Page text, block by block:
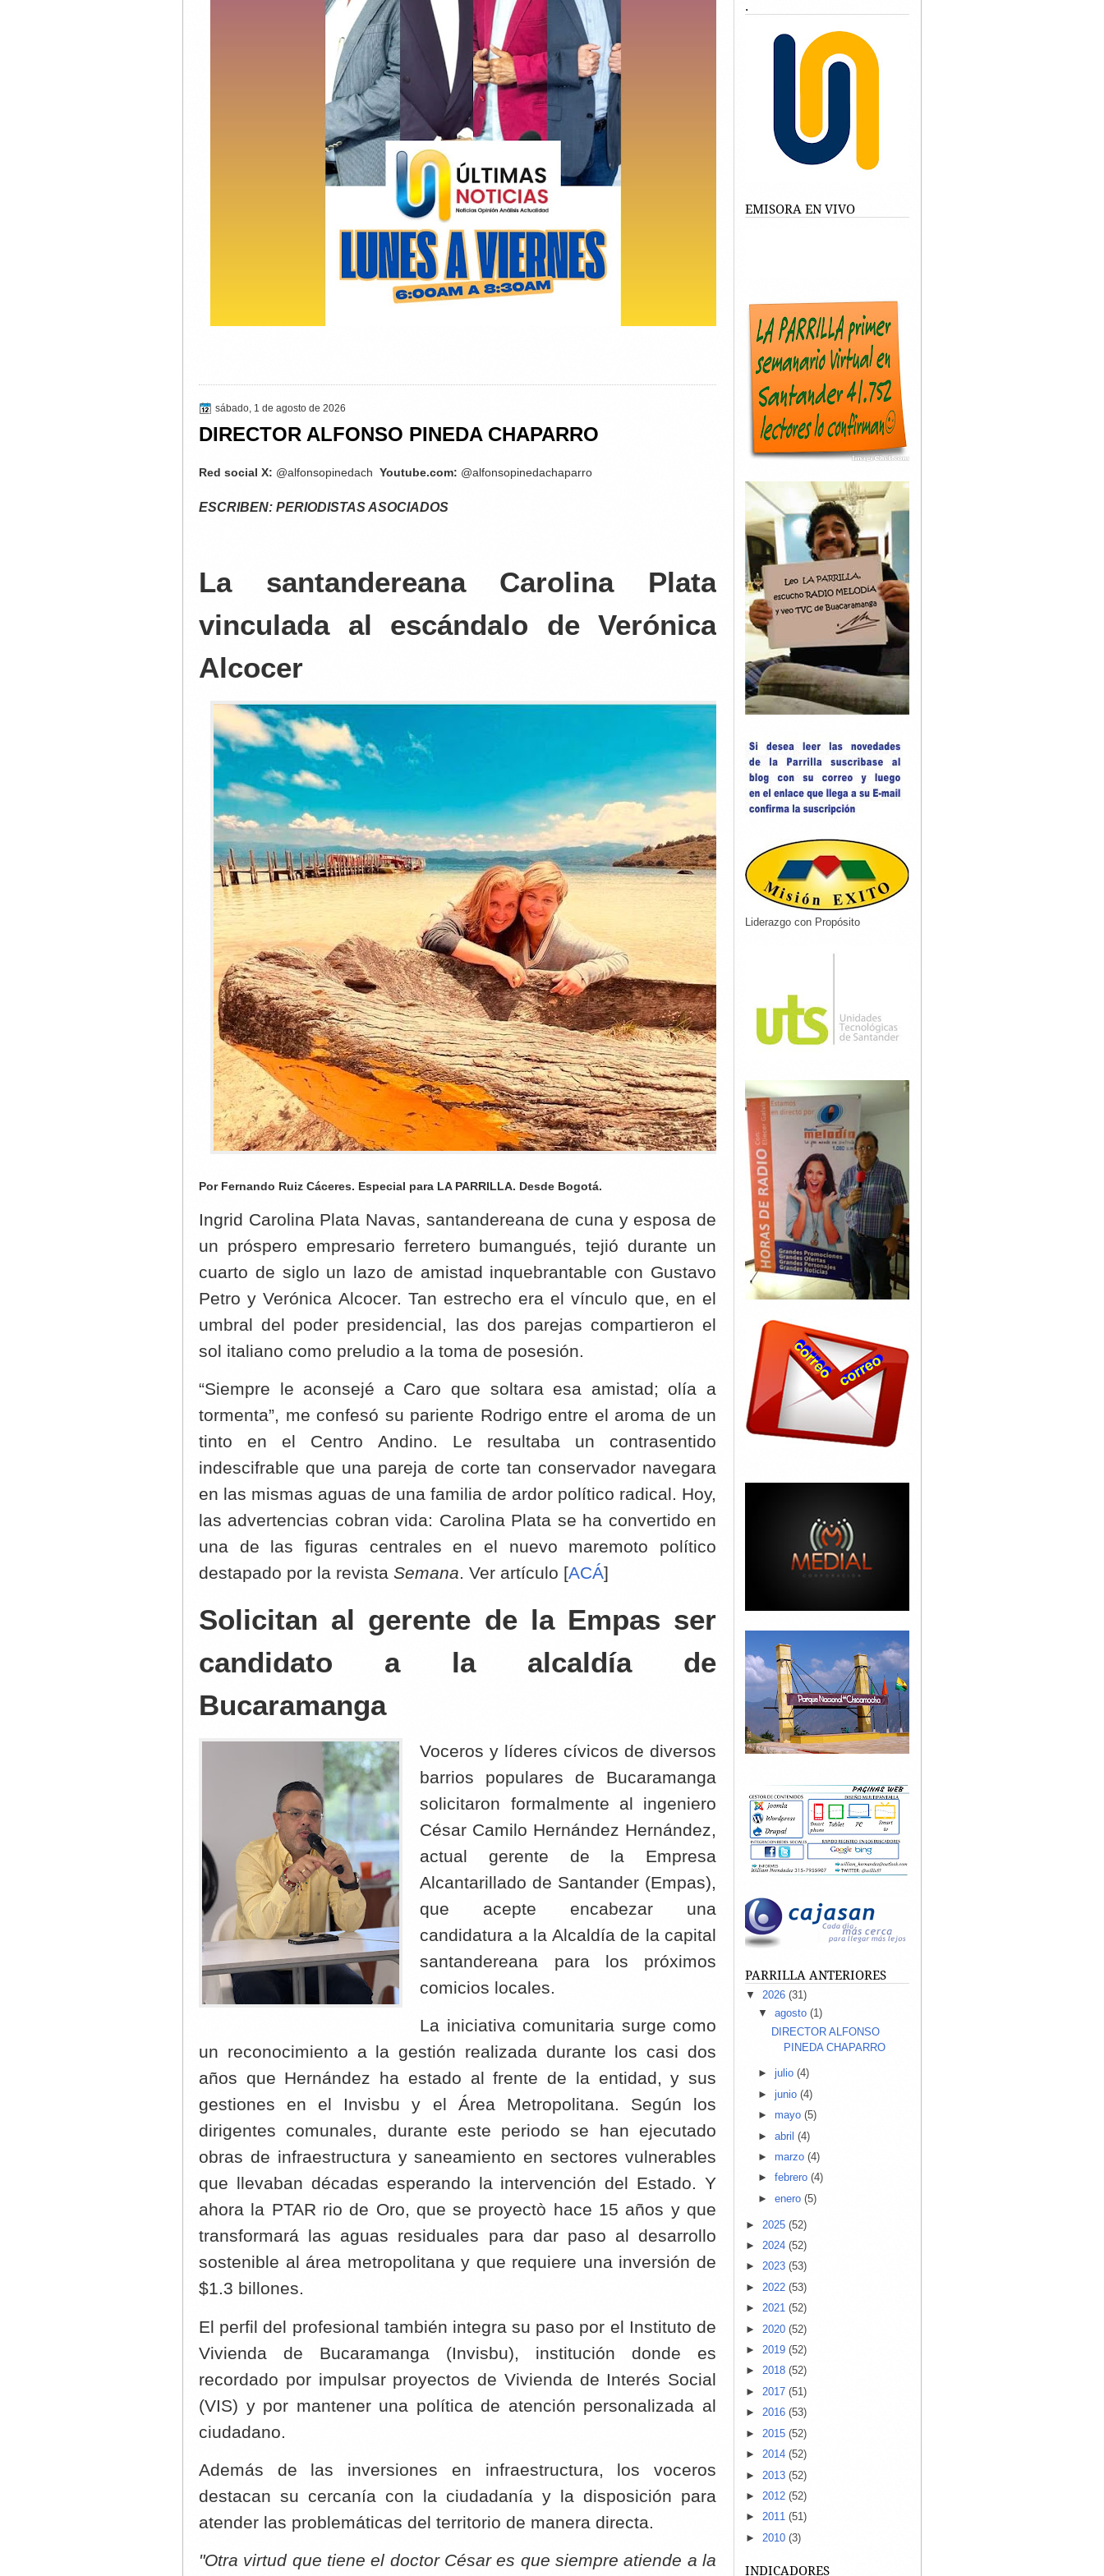
sábado, 1 de agosto de 2026
DIRECTOR ALFONSO PINEDA CHAPARRO
Red social X: @alfonsopinedach Youtube.com: @alfonsopinedachaparro
ESCRIBEN: PERIODISTAS ASOCIADOS
La santandereana Carolina Plata
vinculada al escándalo de Verónica
Alcocer
Por Fernando Ruiz Cáceres. Especial para LA PARRILLA. Desde Bogotá.
Ingrid Carolina Plata Navas, santandereana de cuna y esposa de
un próspero empresario ferretero bumangués, tejió durante un
cuarto de siglo un lazo de amistad inquebrantable con Gustavo
Petro y Verónica Alcocer. Tan estrecho era el vínculo que, en el
umbral del poder presidencial, las dos parejas compartieron el
sol italiano como preludio a la toma de posesión.
“Siempre le aconsejé a Caro que soltara esa amistad; olía a
tormenta”, me confesó su pariente Rodrigo entre el aroma de un
tinto en el Centro Andino. Le resultaba un contrasentido
indescifrable que una pareja de corte tan conservador navegara
en las mismas aguas de una familia de ardor político radical. Hoy,
las advertencias cobran vida: Carolina Plata se ha convertido en
una de las figuras centrales en el nuevo maremoto político
destapado por la revista Semana. Ver artículo [ACÁ]
Solicitan al gerente de la Empas ser
candidato a la alcaldía de
Bucaramanga
Voceros y líderes cívicos de diversos
barrios populares de Bucaramanga
solicitaron formalmente al ingeniero
César Camilo Hernández Hernández,
actual gerente de la Empresa
Alcantarillado de Santander (Empas),
que acepte encabezar una
candidatura a la Alcaldía de la capital
santandereana para los próximos
comicios locales.
La iniciativa comunitaria surge como
un reconocimiento a la gestión realizada durante los casi dos
años que Hernández ha estado al frente de la entidad, y sus
gestiones en el Invisbu y el Área Metropolitana. Según los
dirigentes comunales, durante este periodo se han ejecutado
obras de infraestructura y saneamiento en sectores vulnerables
que llevaban décadas esperando la intervención del Estado. Y
ahora la PTAR rio de Oro, que se proyectò hace 15 años y que
transformará las aguas residuales para dar paso al desarrollo
sostenible al área metropolitana y que requiere una inversión de
$1.3 billones.
El perfil del profesional también integra su paso por el Instituto de
Vivienda de Bucaramanga (Invisbu), institución donde es
recordado por impulsar proyectos de Vivienda de Interés Social
(VIS) y por mantener una política de atención personalizada al
ciudadano.
Además de las inversiones en infraestructura, los voceros
destacan su cercanía con la ciudadanía y la disposición para
atender las problemáticas del territorio de manera directa.
"Otra virtud que tiene el doctor César es que siempre atiende a la
.
EMISORA EN VIVO
Liderazgo con Propósito
PARRILLA ANTERIORES
▼ 2026 (31)
▼agosto (1)
DIRECTOR ALFONSO
PINEDA CHAPARRO
►julio (4)
►junio (4)
►mayo (5)
►abril (4)
►marzo (4)
►febrero (4)
►enero (5)
► 2025 (52)
► 2024 (52)
► 2023 (53)
► 2022 (53)
► 2021 (52)
► 2020 (52)
► 2019 (52)
► 2018 (52)
► 2017 (51)
► 2016 (53)
► 2015 (52)
► 2014 (52)
► 2013 (52)
► 2012 (52)
► 2011 (51)
► 2010 (3)
INDICADORES